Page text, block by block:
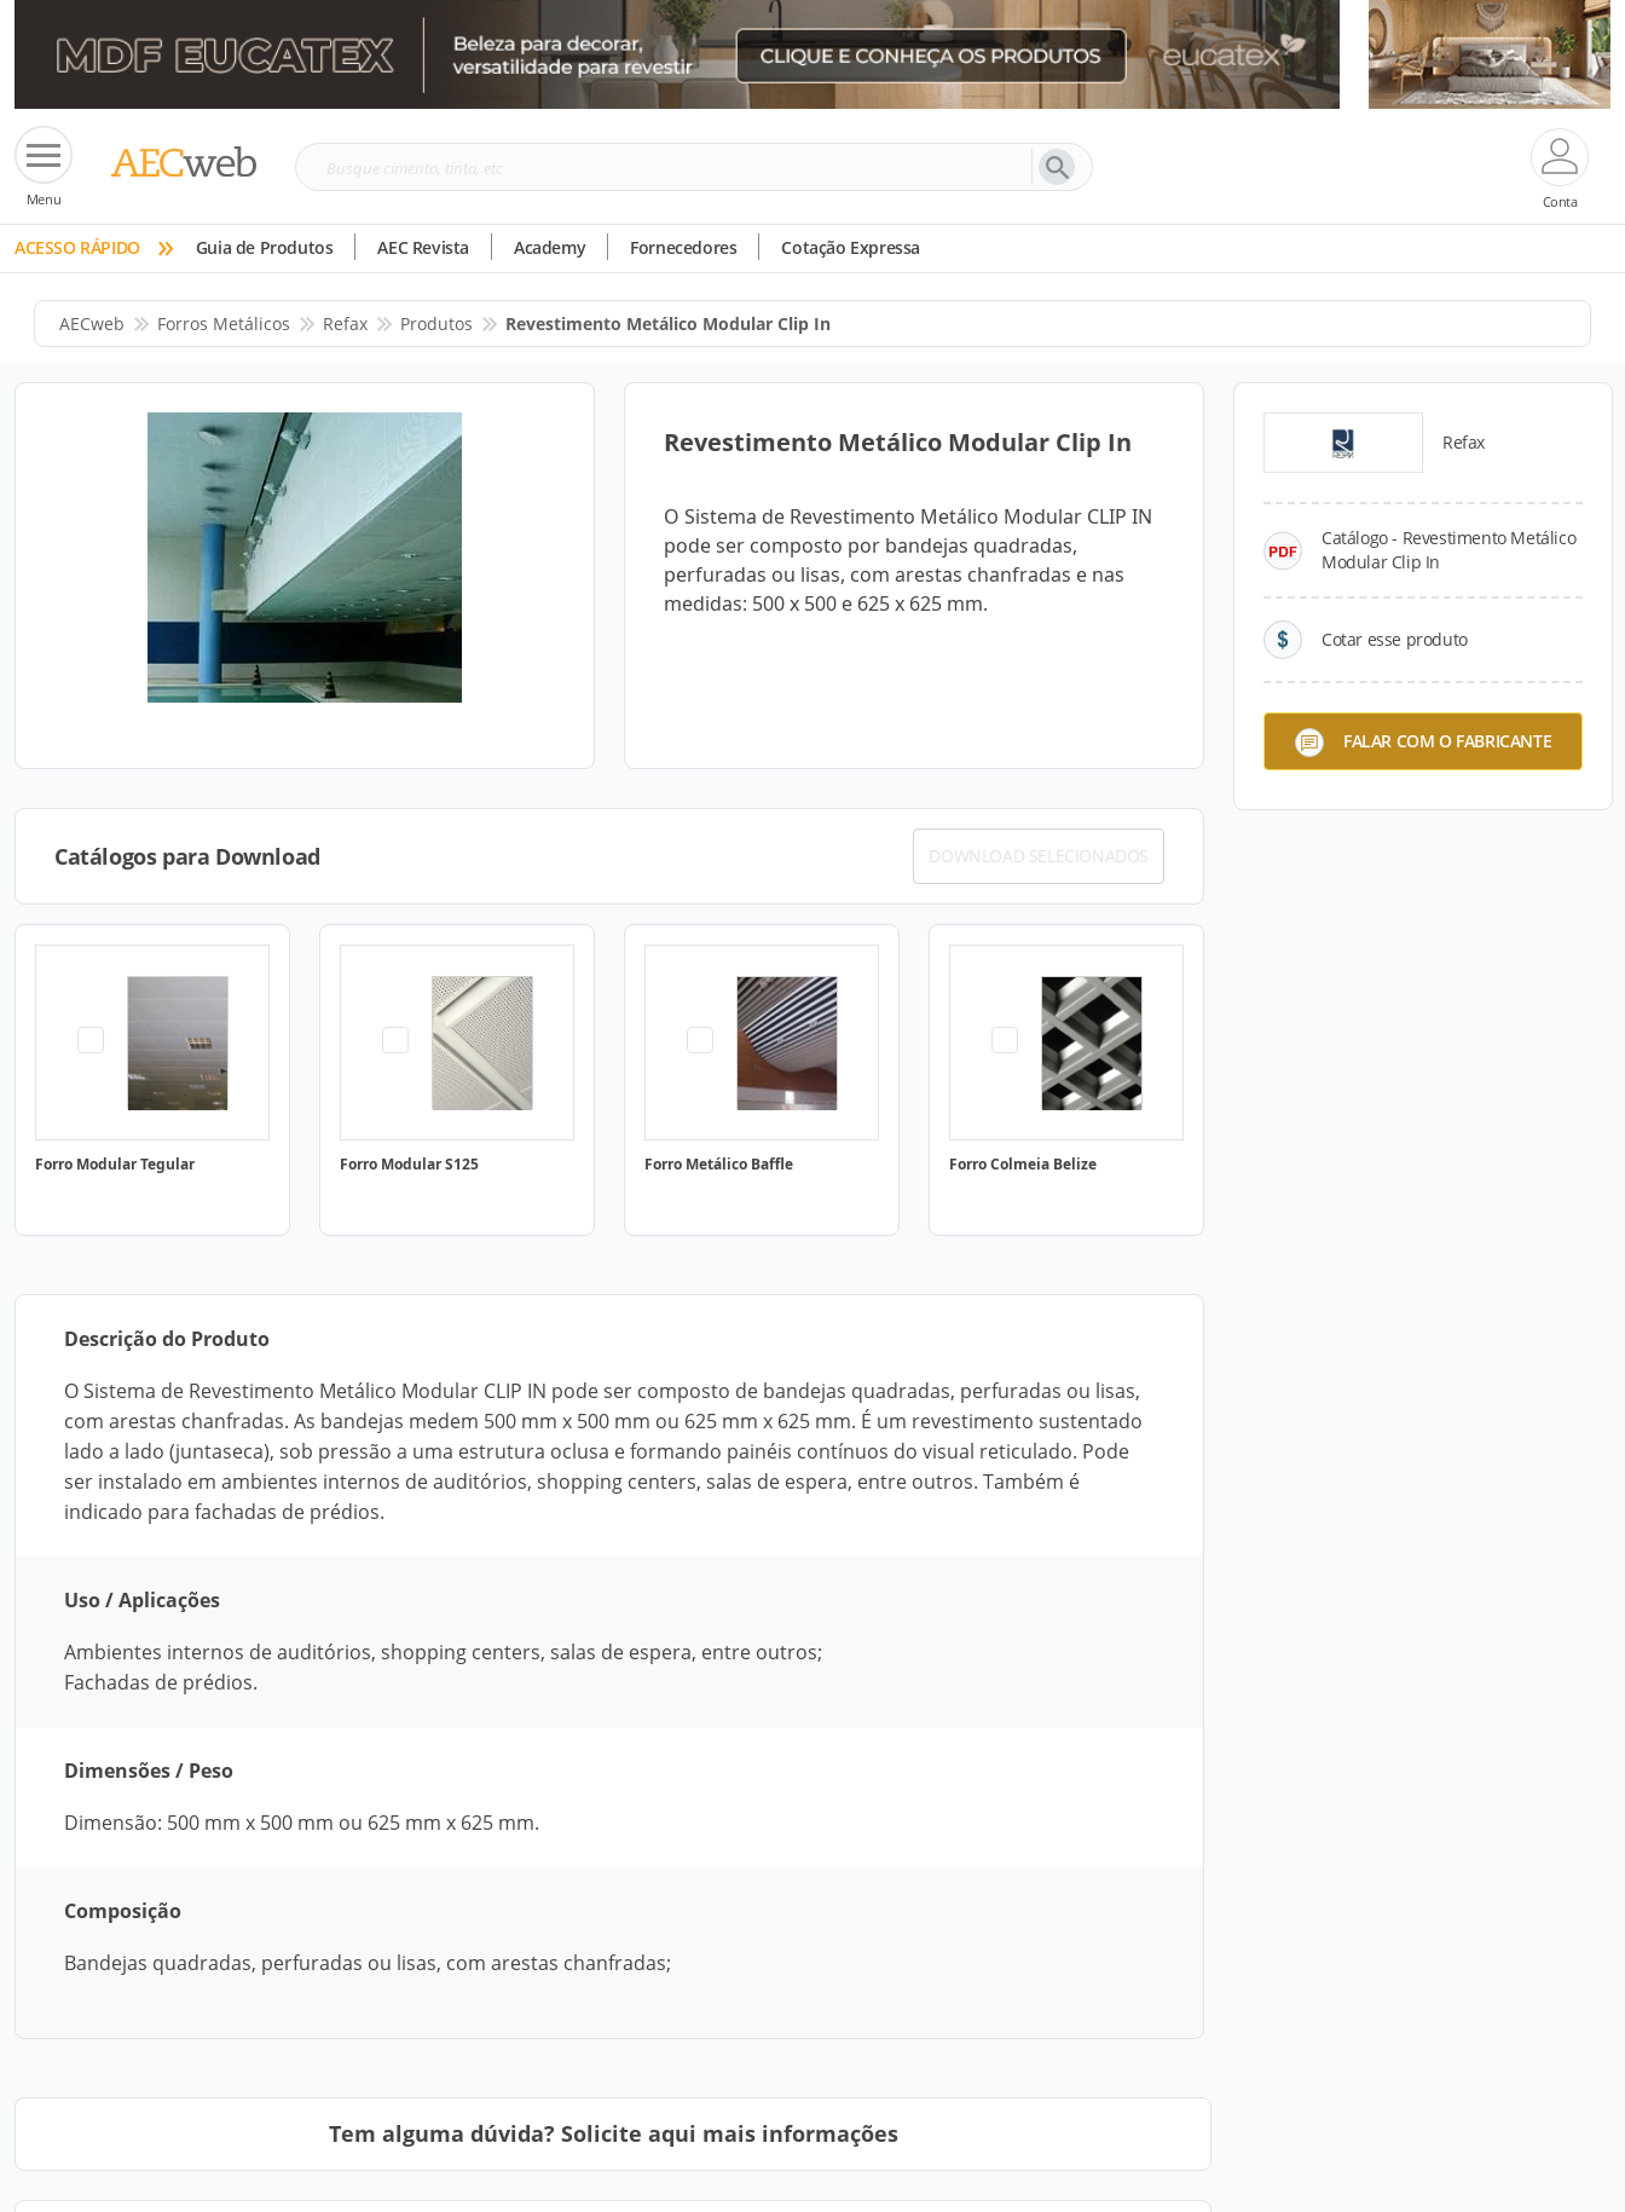
Menu
Busque
tinta,
etc
Conta
ACESSO RÁPIDO » Guia de Produtos AEC Revista Academy Fornecedores Cotação Expressa
AECweb Forros Metálicos Refax Produtos Revestimento Metálico Modular Clip In
Revestimento Metálico Modular Clip In
O Sistema de Revestimento Metálico Modular CLIP IN
pode ser composto por bandejas quadradas,
perfuradas ou lisas, com arestas chanfradas e nas
medidas: 500 x 500 e 625 x 625 mm.
Refax
Catálogo - Revestimento Metálico
Modular Clip In
Cotar esse produto
FALAR COM O FABRICANTE
Catálogos para Download DOWNLOAD SELECIONADOS
Forro Modular Tegular Forro Modular S125 Forro Metálico Baffle Forro Colmeia Belize
Descrição do Produto
O Sistema de Revestimento Metálico Modular CLIP IN pode ser composto de bandejas quadradas, perfuradas ou lisas,
com arestas chanfradas. As bandejas medem 500 mm x 500 mm ou 625 mm x 625 mm. É um revestimento sustentado
lado a lado (juntaseca), sob pressão a uma estrutura oclusa e formando painéis contínuos do visual reticulado. Pode
ser instalado em ambientes internos de auditórios, shopping centers, salas de espera, entre outros. Também é
indicado para fachadas de prédios.
Uso / Aplicações
Ambientes internos de auditórios, shopping centers, salas de espera, entre outros;
Fachadas de prédios.
Dimensões / Peso
Dimensão: 500 mm x 500 mm ou 625 mm x 625 mm.
Composição
Bandejas quadradas, perfuradas ou lisas, com arestas chanfradas;
Tem alguma dúvida? Solicite aqui mais informações